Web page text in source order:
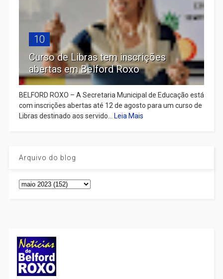
10
Curso de Libras tem inscrições
abertas em Belford Roxo
BELFORD ROXO – A Secretaria Municipal de Educação está
com inscrições abertas até 12 de agosto para um curso de
Libras destinado aos servido... Leia Mais
Arquivo do blog